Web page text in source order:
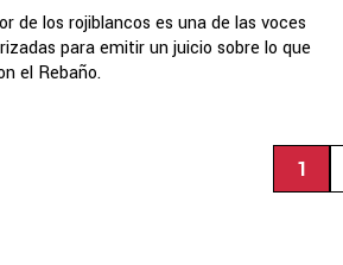
de los rojiblancos es una de las voces
para emitir un juicio sobre lo que
el Rebaño.
1